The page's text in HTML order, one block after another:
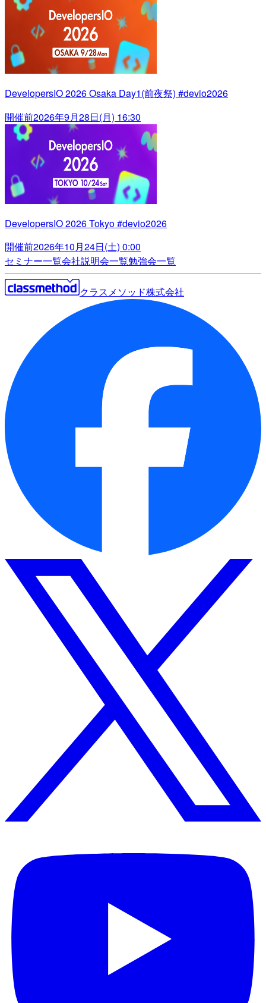
DevelopersIO 2026 Osaka Day1(前夜祭) #devio2026
開催前2026年9月28日(月) 16:30
DevelopersIO 2026 Tokyo #devio2026
開催前2026年10月24日(土) 0:00
セミナー一覧会社説明会一覧勉強会一覧
クラスメソッド株式会社